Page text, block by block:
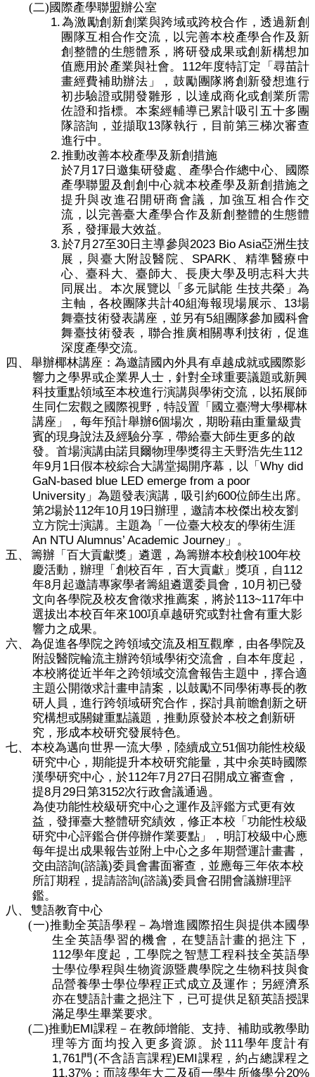
(二) 國際產學聯盟辦公室
1.為激勵創新創業與跨域或跨校合作，透過新創
團隊互相合作交流，以完善本校產學合作及新
創整體的生態體系，將研發成果或創新構想加
值應用於產業與社會。 112年度特訂定「尋苗計
畫經費補助辦法」，鼓勵團隊將創新發想進行
初步驗證或開發雛形，以達成商化或創業所需
佐證和指標。本案經輔導已累計吸引五十多團
隊諮詢，並擷取13隊執行，目前第三梯次審查
進行中。
2.推動改善本校產學及新創措施
於7月 17 日邀集研發處、產學合作總中心、國際
產學聯盟及創創中心就本校產學及新創措施之
提升與改進召開研商會議，加強互相合作交
流，以完善臺大產學合作及新創整體的生態體
系，發揮最大效益。
3.於7月27至30 日主導參與2023 Bio Asia亞洲生技
展，與臺大附設醫院、 SPARK 、精準醫療中
心、臺科大、臺師大、長庚大學及明志科大共
同展出。本次展覽以「多元賦能 生技共榮」為
主軸，各校團隊共計40組海報現場展示、 13場
舞臺技術發表講座，並另有5組團隊參加國科會
舞臺技術發表，聯合推廣相關專利技術，促進
深度產學交流。
四、
舉辦椰林講座：為邀請國內外具有卓越成就或國際影
響力之學界或企業界人士，針對全球重要議題或新興
科技重點領域至本校進行演講與學術交流，以拓展師
生同仁宏觀之國際視野，特設置「國立臺灣大學椰林
講座」，每年預計舉辦6個場次，期盼藉由重量級貴
賓的現身說法及經驗分享，帶給臺大師生更多的啟
發。首場演講由諾貝爾物理學獎得主天野浩先生112
年9月 1 日假本校綜合大講堂揭開序幕，以「Why did
GaN-based blue LED emerge from a poor
University 」為題發表演講，吸引約600位師生出席。
第2場於112年10月 19 日辦理，邀請本校傑出校友劉
立方院士演講。主題為 「一位臺大校友的學術生涯
An NTU Alumnus’ Academic Journey 」。
五、
籌辦「百大貢獻獎」遴選，為籌辦本校創校100年校
慶活動，辦理「創校百年，百大貢獻」獎項，自112
年8月起邀請專家學者籌組遴選委員會， 10月初已發
文向各學院及校友會徵求推薦案，將於113~117年中
選拔出本校百年來100項卓越研究或對社會有重大影
響力之成果。
六、
為促進各學院之跨領域交流及相互觀摩，由各學院及
附設醫院輪流主辦跨領域學術交流會，自本年度起，
本校將從近半年之跨領域交流會報告主題中，擇合適
主題公開徵求計畫申請案，以鼓勵不同學術專長的教
研人員，進行跨領域研究合作，探討具前瞻創新之研
究構想或關鍵重點議題，推動原發於本校之創新研
究，形成本校研究發展特色。
七、
本校為邁向世界一流大學，陸續成立51個功能性校級
研究中心，期能提升本校研究能量，其中余英時國際
漢學研究中心，於112年7月27 日召開成立審查會，
提8月29 日第3152次行政會議通過。
為使功能性校級研究中心之運作及評鑑方式更有效
益，發揮臺大整體研究績效，修正本校「功能性校級
研究中心評鑑合併停辦作業要點」，明訂校級中心應
每年提出成果報告並附上中心之多年期營運計畫書，
交由諮詢(諮議)委員會書面審查，並應每三年依本校
所訂期程，提請諮詢(諮議)委員會召開會議辦理評
鑑。
八、
雙語教育中心
(一)推動全英語學程－為增進國際招生與提供本國學
生全英語學習的機會，在雙語計畫的挹注下，
112學年度起，工學院之智慧工程科技全英語學
士學位學程與生物資源暨農學院之生物科技與食
品營養學士學位學程正式成立及運作；另經濟系
亦在雙語計畫之挹注下，已可提供足額英語授課
滿足學生畢業要求。
(二)推動EMI課程－在教師增能、支持、補助或教學助
理等方面均投入更多資源。於111學年度計有
1,761門 (不含語言課程)EMI課程，約占總課程之
11.37%；而該學年大二及碩一學生所修學分20%